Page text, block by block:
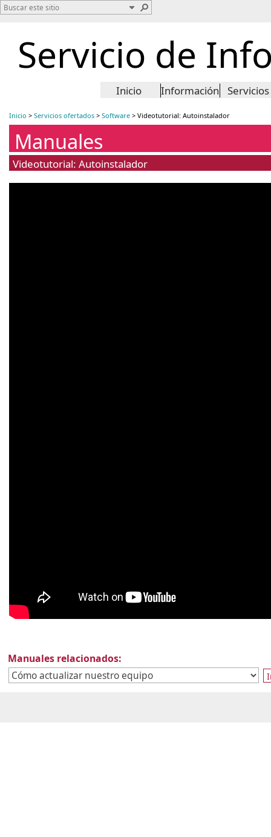
Servicio de
Inicio Información Servicios
Inicio > Servicios ofertados > Software > Videotutorial: Autoinstalador
Manuales
Videotutorial: Autoinstalador
Manuales relacionados: